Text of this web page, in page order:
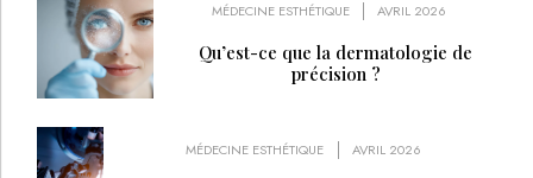
MÉDECINE ESTHÉTIQUE AVRIL 2026
Qu’est-ce que la dermatologie de
précision ?
MÉDECINE ESTHÉTIQUE AVRIL 2026